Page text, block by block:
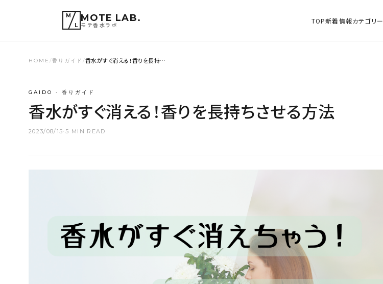
M
L
MOTE LAB.
モテ香水ラボ TOP新着情報カテゴリー
HOME /香りガイド /香水がすぐ消える！香りを長持…
GAIDO · 香りガイド
香水がすぐ消える！香りを長持ちさせる方法
2023/08/15·5 MIN READ